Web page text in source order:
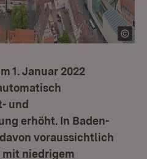
1. Januar 2022
und
erhöht. In Baden-
voraussichtlich
mit niedrigem